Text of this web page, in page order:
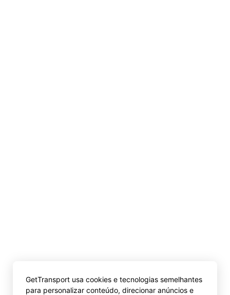
GetTransport usa cookies e tecnologias semelhantes
para personalizar conteúdo, direcionar anúncios e